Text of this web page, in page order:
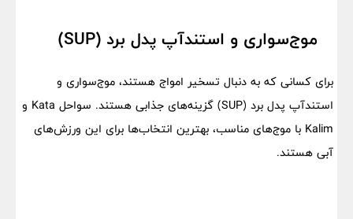
موج‌سواری و استندآپ پدل برد (SUP)
برای کسانی که به دنبال تسخیر امواج هستند، موج‌سواری و
استندآپ پدل برد (SUP) گزینه‌های جذابی هستند. سواحل Kata و
Kalim با موج‌های مناسب، بهترین انتخاب‌ها برای این ورزش‌های
آبی هستند.